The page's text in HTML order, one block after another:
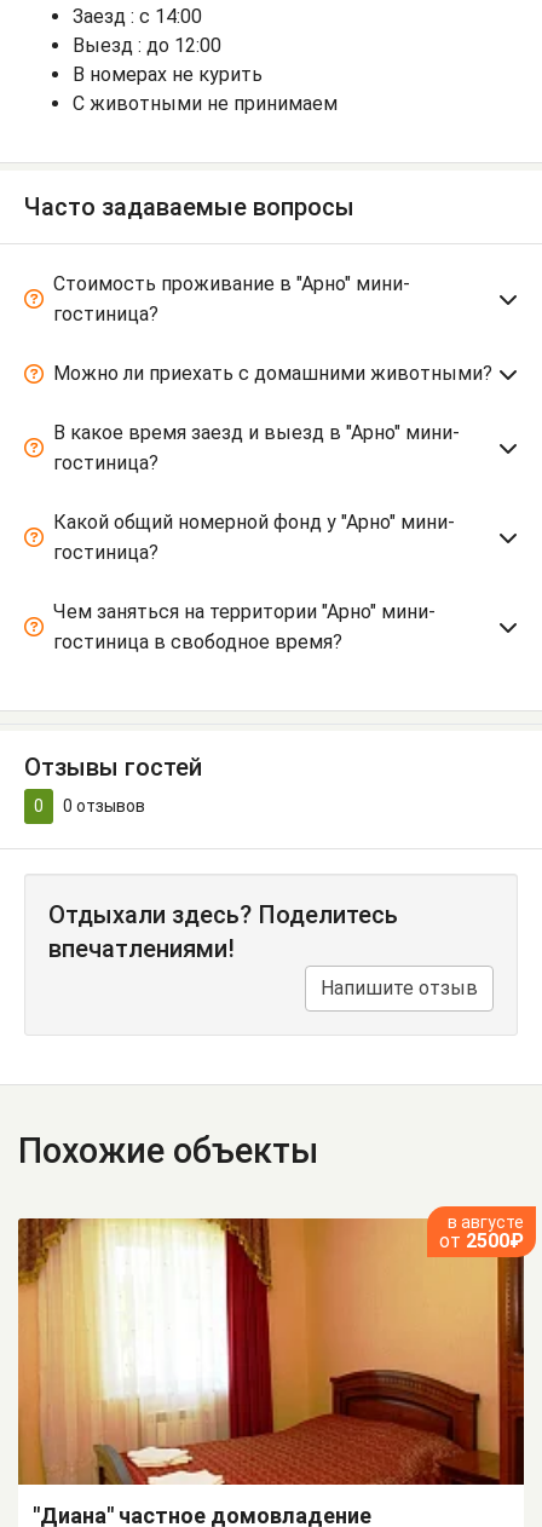
Заезд : с 14:00
Выезд : до 12:00
В номерах не курить
С животными не принимаем
Часто задаваемые вопросы
Стоимость проживание в "Арно" мини-
гостиница?
Можно ли приехать с домашними животными?
В какое время заезд и выезд в "Арно" мини-
гостиница?
Какой общий номерной фонд у "Арно" мини-
гостиница?
Чем заняться на территории "Арно" мини-
гостиница в свободное время?
Отзывы гостей
0 0 отзывов
Отдыхали здесь? Поделитесь
впечатлениями!
Напишите отзыв
Похожие объекты
в августе
от 2500₽
"Диана" частное домовладение